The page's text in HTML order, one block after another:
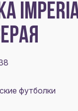
футболки